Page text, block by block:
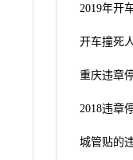
2019年开
开车撞死
重庆违章
2018违章
城管贴的